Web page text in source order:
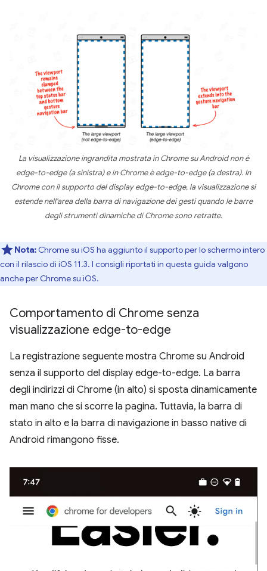
La visualizzazione ingrandita mostrata in Chrome su Android non è
edge-to-edge (a sinistra) e in Chrome è edge-to-edge (a destra). In
Chrome con il supporto del display edge-to-edge, la visualizzazione si
estende nell'area della barra di navigazione dei gesti quando le barre
degli strumenti dinamiche di Chrome sono retratte.
Nota: Chrome su iOS ha aggiunto il supporto per lo schermo intero
con il rilascio di iOS 11.3. I consigli riportati in questa guida valgono
anche per Chrome su iOS.
Comportamento di Chrome senza
visualizzazione edge-to-edge
La registrazione seguente mostra Chrome su Android
senza il supporto del display edge-to-edge. La barra
degli indirizzi di Chrome (in alto) si sposta dinamicamente
man mano che si scorre la pagina. Tuttavia, la barra di
stato in alto e la barra di navigazione in basso native di
Android rimangono fisse.